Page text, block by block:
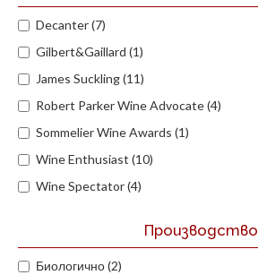
Decanter (7)
Gilbert&Gaillard (1)
James Suckling (11)
Robert Parker Wine Advocate (4)
Sommelier Wine Awards (1)
Wine Enthusiast (10)
Wine Spectator (4)
Производство
Биологично (2)